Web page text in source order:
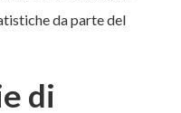
da parte del
di